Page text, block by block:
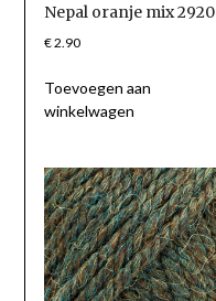
Nepal oranje mix 2920
€2.90
Toevoegen aan
winkelwagen